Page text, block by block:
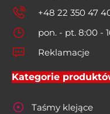
+48 22 350 47
pon. - pt. 8:00 -
Reklamacje
Kategorie
Taśmy klejące